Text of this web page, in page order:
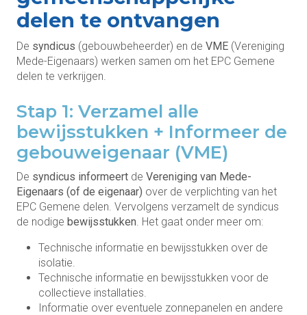
delen te ontvangen
De syndicus (gebouwbeheerder) en de VME (Vereniging
Mede-Eigenaars) werken samen om het EPC Gemene
delen te verkrijgen.
Stap 1: Verzamel alle
bewijsstukken + Informeer de
gebouweigenaar (VME)
De syndicus informeert de Vereniging van Mede-
Eigenaars (of de eigenaar) over de verplichting van het
EPC Gemene delen. Vervolgens verzamelt de syndicus
de nodige bewijsstukken . Het gaat onder meer om:
Technische informatie en bewijsstukken over de
isolatie.
Technische informatie en bewijsstukken voor de
collectieve installaties.
Informatie over eventuele zonnepanelen en andere